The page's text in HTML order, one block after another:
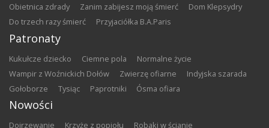
Obietnica zdrady
Zanim zabijesz moją śmierć
Dom Klepsydry
Do trzech razy śmierć
Przyjaciółka B.A.Paris
Patronaty
Kukułcze dziecko Ciemne pola
Normalne życie
Wampir z Woźnickich Dołów
Zwierzę ofiarne
Indyjska szarada
Gołoborze
Tysiąc Paprotniki Ósma ofiara
Nowości
Dojrzewanie Krzyże z popiołu Robaki w ścianie